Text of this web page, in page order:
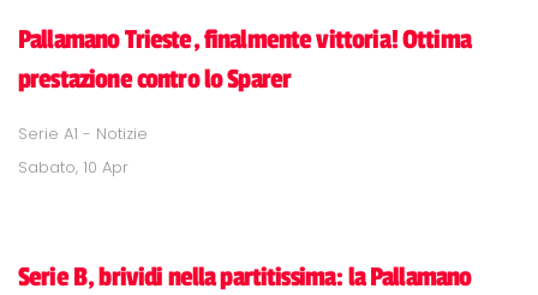
Pallamano Trieste, finalmente vittoria! Ottima
prestazione contro lo Sparer
Serie A1 - Notizie
Sabato, 10 Apr
Serie B, brividi nella partitissima: la Pallamano